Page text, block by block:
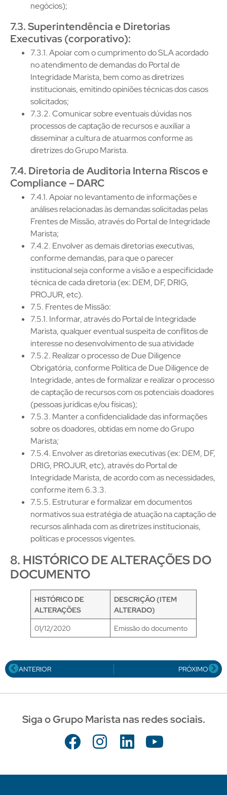
negócios);
7.3. Superintendência e Diretorias
Executivas (corporativo):
7.3.1. Apoiar com o cumprimento do SLA acordado
no atendimento de demandas do Portal de
Integridade Marista, bem como as diretrizes
institucionais, emitindo opiniões técnicas dos casos
solicitados;
7.3.2. Comunicar sobre eventuais dúvidas nos
processos de captação de recursos e auxiliar a
disseminar a cultura de atuarmos conforme as
diretrizes do Grupo Marista.
7.4. Diretoria de Auditoria Interna Riscos e
Compliance – DARC
7.4.1. Apoiar no levantamento de informações e
análises relacionadas às demandas solicitadas pelas
Frentes de Missão, através do Portal de Integridade
Marista;
7.4.2. Envolver as demais diretorias executivas,
conforme demandas, para que o parecer
institucional seja conforme a visão e a especificidade
técnica de cada diretoria (ex: DEM, DF, DRIG,
PROJUR, etc).
7.5. Frentes de Missão:
7.5.1. Informar, através do Portal de Integridade
Marista, qualquer eventual suspeita de conflitos de
interesse no desenvolvimento de sua atividade
7.5.2. Realizar o processo de Due Diligence
Obrigatória, conforme Política de Due Diligence de
Integridade, antes de formalizar e realizar o processo
de captação de recursos com os potenciais doadores
(pessoas jurídicas e/ou físicas);
7.5.3. Manter a confidencialidade das informações
sobre os doadores, obtidas em nome do Grupo
Marista;
7.5.4. Envolver as diretorias executivas (ex: DEM, DF,
DRIG, PROJUR, etc), através do Portal de
Integridade Marista, de acordo com as necessidades,
conforme item 6.3.3.
7.5.5. Estruturar e formalizar em documentos
normativos sua estratégia de atuação na captação de
recursos alinhada com as diretrizes institucionais,
políticas e processos vigentes.
8. HISTÓRICO DE ALTERAÇÕES DO
DOCUMENTO
HISTÓRICO DE
ALTERAÇÕES
DESCRIÇÃO (ITEM
ALTERADO)
01/12/2020
Emissão do documento
ANTERIOR PRÓXIMO
Siga o Grupo Marista nas redes sociais.